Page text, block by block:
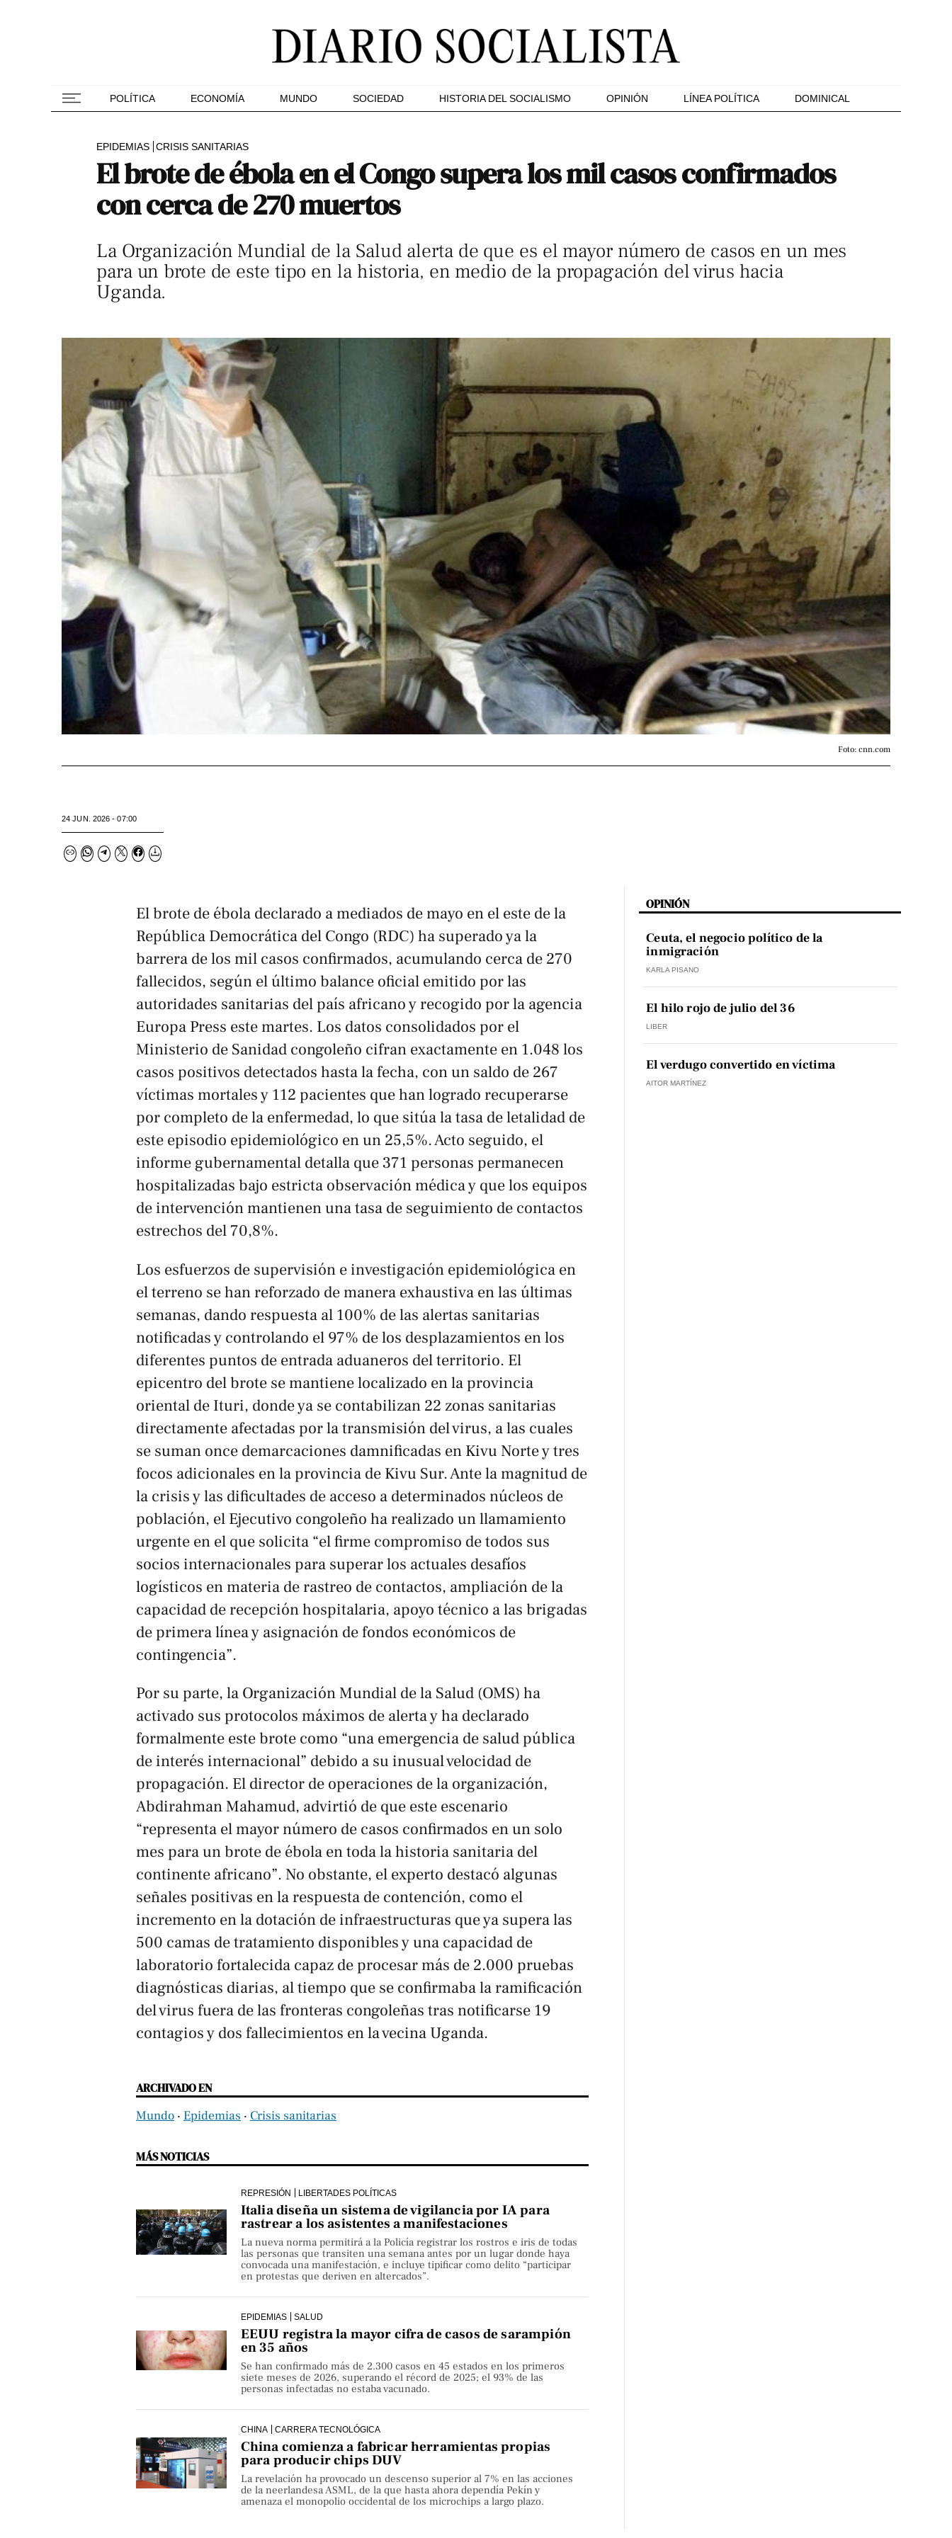
POLÍTICA ECONOMÍA MUNDO SOCIEDAD HISTORIA DEL SOCIALISMO OPINIÓN LÍNEA POLÍTICA DOMINICAL
EPIDEMIAS CRISIS SANITARIAS
El brote de ébola en el Congo supera los mil casos confirmados
con cerca de 270 muertos
La Organización Mundial de la Salud alerta de que es el mayor número de casos en un mes
para un brote de este tipo en la historia, en medio de la propagación del virus hacia
Uganda.
Foto: cnn.com
24 JUN. 2026 - 07:00
El brote de ébola declarado a mediados de mayo en el este de la
República Democrática del Congo (RDC) ha superado ya la
barrera de los mil casos confirmados, acumulando cerca de 270
fallecidos, según el último balance oficial emitido por las
autoridades sanitarias del país africano y recogido por la agencia
Europa Press este martes. Los datos consolidados por el
Ministerio de Sanidad congoleño cifran exactamente en 1.048 los
casos positivos detectados hasta la fecha, con un saldo de 267
víctimas mortales y 112 pacientes que han logrado recuperarse
por completo de la enfermedad, lo que sitúa la tasa de letalidad de
este episodio epidemiológico en un 25,5%. Acto seguido, el
informe gubernamental detalla que 371 personas permanecen
hospitalizadas bajo estricta observación médica y que los equipos
de intervención mantienen una tasa de seguimiento de contactos
estrechos del 70,8%.
Los esfuerzos de supervisión e investigación epidemiológica en
el terreno se han reforzado de manera exhaustiva en las últimas
semanas, dando respuesta al 100% de las alertas sanitarias
notificadas y controlando el 97% de los desplazamientos en los
diferentes puntos de entrada aduaneros del territorio. El
epicentro del brote se mantiene localizado en la provincia
oriental de Ituri, donde ya se contabilizan 22 zonas sanitarias
directamente afectadas por la transmisión del virus, a las cuales
se suman once demarcaciones damnificadas en Kivu Norte y tres
focos adicionales en la provincia de Kivu Sur. Ante la magnitud de
la crisis y las dificultades de acceso a determinados núcleos de
población, el Ejecutivo congoleño ha realizado un llamamiento
urgente en el que solicita “el firme compromiso de todos sus
socios internacionales para superar los actuales desafíos
logísticos en materia de rastreo de contactos, ampliación de la
capacidad de recepción hospitalaria, apoyo técnico a las brigadas
de primera línea y asignación de fondos económicos de
contingencia”.
Por su parte, la Organización Mundial de la Salud (OMS) ha
activado sus protocolos máximos de alerta y ha declarado
formalmente este brote como “una emergencia de salud pública
de interés internacional” debido a su inusual velocidad de
propagación. El director de operaciones de la organización,
Abdirahman Mahamud, advirtió de que este escenario
“representa el mayor número de casos confirmados en un solo
mes para un brote de ébola en toda la historia sanitaria del
continente africano”. No obstante, el experto destacó algunas
señales positivas en la respuesta de contención, como el
incremento en la dotación de infraestructuras que ya supera las
500 camas de tratamiento disponibles y una capacidad de
laboratorio fortalecida capaz de procesar más de 2.000 pruebas
diagnósticas diarias, al tiempo que se confirmaba la ramificación
del virus fuera de las fronteras congoleñas tras notificarse 19
contagios y dos fallecimientos en la vecina Uganda.
ARCHIVADO EN
Mundo ‧ Epidemias ‧ Crisis sanitarias
MÁS NOTICIAS
REPRESIÓN LIBERTADES POLÍTICAS
Italia diseña un sistema de vigilancia por IA para
rastrear a los asistentes a manifestaciones
La nueva norma permitirá a la Policía registrar los rostros e iris de todas
las personas que transiten una semana antes por un lugar donde haya
convocada una manifestación, e incluye tipificar como delito “participar
en protestas que deriven en altercados”.
EPIDEMIAS SALUD
EEUU registra la mayor cifra de casos de sarampión
en 35 años
Se han confirmado más de 2.300 casos en 45 estados en los primeros
siete meses de 2026, superando el récord de 2025; el 93% de las
personas infectadas no estaba vacunado.
CHINA CARRERA TECNOLÓGICA
China comienza a fabricar herramientas propias
para producir chips DUV
La revelación ha provocado un descenso superior al 7% en las acciones
de la neerlandesa ASML, de la que hasta ahora dependía Pekín y
amenaza el monopolio occidental de los microchips a largo plazo.
OPINIÓN
Ceuta, el negocio político de la
inmigración
KARLA PISANO
El hilo rojo de julio del 36
LIBER
El verdugo convertido en víctima
AITOR MARTÍNEZ